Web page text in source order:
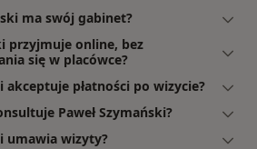
ma swój gabinet?
przyjmuje online, bez
się w placówce?
akceptuje płatności po wizycie?
Paweł Szymański?
umawia wizyty?